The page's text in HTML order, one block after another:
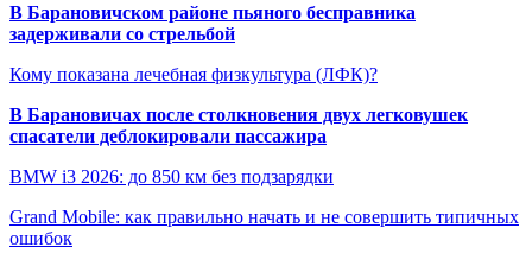
В Барановичском районе пьяного бесправника
задерживали со стрельбой
Кому показана лечебная физкультура (ЛФК)?
В Барановичах после столкновения двух легковушек
спасатели деблокировали пассажира
BMW i3 2026: до 850 км без подзарядки
Grand Mobile: как правильно начать и не совершить типичных
ошибок